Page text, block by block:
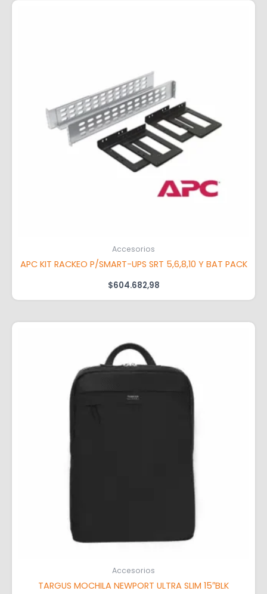
Accesorios
APC KIT RACKEO P/SMART-UPS SRT 5,6,8,10 Y BAT PACK
$604.682,98
Accesorios
TARGUS MOCHILA NEWPORT ULTRA SLIM 15″BLK